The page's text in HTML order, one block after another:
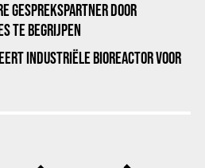
GESPREKSPARTNER DOOR
TE BEGRIJPEN
INDUSTRIËLE BIOREACTOR VOOR